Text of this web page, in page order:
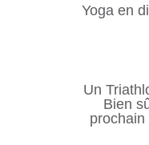
Yoga en
Un
Bien